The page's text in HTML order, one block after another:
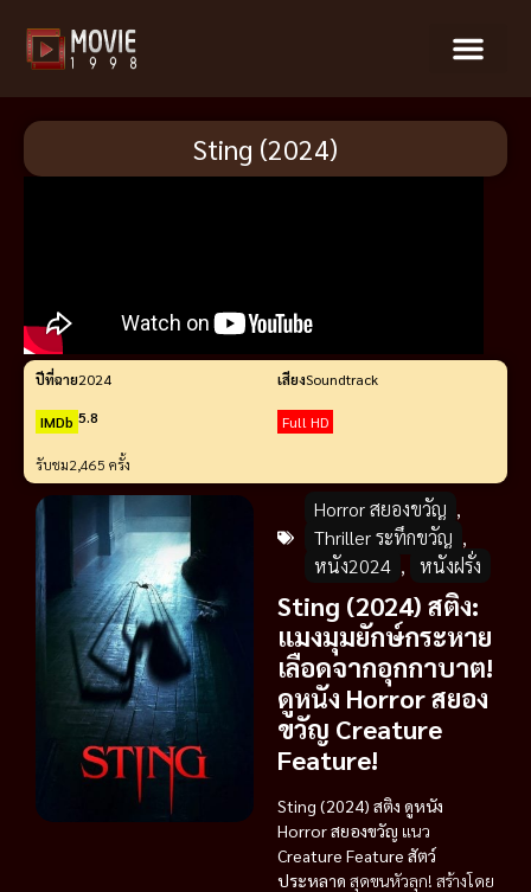
Sting (2024)
ปีที่ฉาย2024 เสียงSoundtrack
IMDb 5.8 Full HD
รับชม2,465 ครั้ง
Horror สยองขวัญ ,
Thriller ระทึกขวัญ ,
หนัง2024 , หนังฝรั่ง
Sting (2024) สติง:
แมงมุมยักษ์กระหาย
เลือดจากอุกกาบาต!
ดูหนัง Horror สยอง
ขวัญ Creature
Feature!
Sting (2024) สติง ดูหนัง
Horror สยองขวัญ แนว
Creature Feature สัตว์
ประหลาด สุดขนหัวลุก! สร้างโดย